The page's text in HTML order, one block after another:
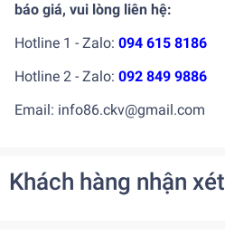
báo giá, vui lòng liên hệ:
Hotline 1 - Zalo: 094 615 8186
Hotline 2 - Zalo: 092 849 9886
Email: info86.ckv@gmail.com
Khách hàng nhận xét